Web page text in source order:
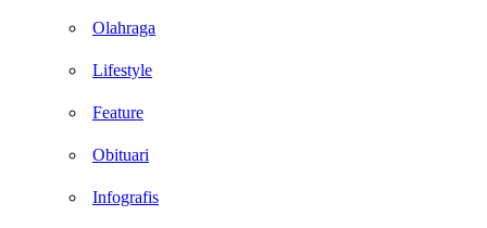
Olahraga
Lifestyle
Feature
Obituari
Infografis